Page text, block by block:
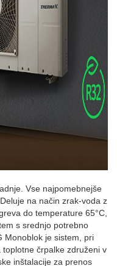
Vse najpomebnejše
na način zrak-voda z
do temperature 65°C,
s srednjo potrebno
Monoblok je sistem, pri
črpalke združeni v
inštalacije za prenos